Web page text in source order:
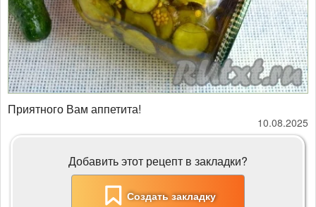
Приятного Вам аппетита!
10.08.2025
Добавить этот рецепт в закладки?
Создать закладку